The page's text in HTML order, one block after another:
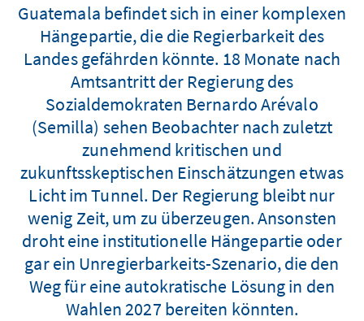
Guatemala befindet sich in einer komplexen
Hängepartie, die die Regierbarkeit des
Landes gefährden könnte. 18 Monate nach
Amtsantritt der Regierung des
Sozialdemokraten Bernardo Arévalo
(Semilla) sehen Beobachter nach zuletzt
zunehmend kritischen und
zukunftsskeptischen Einschätzungen etwas
Licht im Tunnel. Der Regierung bleibt nur
wenig Zeit, um zu überzeugen. Ansonsten
droht eine institutionelle Hängepartie oder
gar ein Unregierbarkeits-Szenario, die den
Weg für eine autokratische Lösung in den
Wahlen 2027 bereiten könnten.